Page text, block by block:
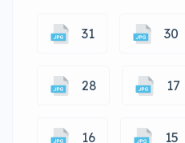
31 30
28 17
16 15